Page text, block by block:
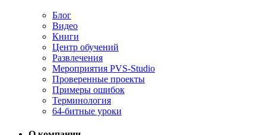
Блог
Видео
Книги
Центр обучений
Развлечения
Мероприятия PVS-Studio
Проверенные проекты
Примеры ошибок
Терминология
64-битные уроки